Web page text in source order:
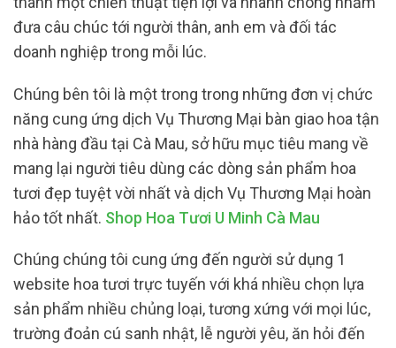
đưa câu chúc tới người thân, anh em và đối tác
doanh nghiệp trong mỗi lúc.
Chúng bên tôi là một trong trong những đơn vị chức
năng cung ứng dịch Vụ Thương Mại bàn giao hoa tận
nhà hàng đầu tại Cà Mau, sở hữu mục tiêu mang về
mang lại người tiêu dùng các dòng sản phẩm hoa
tươi đẹp tuyệt vời nhất và dịch Vụ Thương Mại hoàn
hảo tốt nhất. Shop Hoa Tươi U Minh Cà Mau
Chúng chúng tôi cung ứng đến người sử dụng 1
website hoa tươi trực tuyến với khá nhiều chọn lựa
sản phẩm nhiều chủng loại, tương xứng với mọi lúc,
trường đoản cú sanh nhật, lễ người yêu, ăn hỏi đến